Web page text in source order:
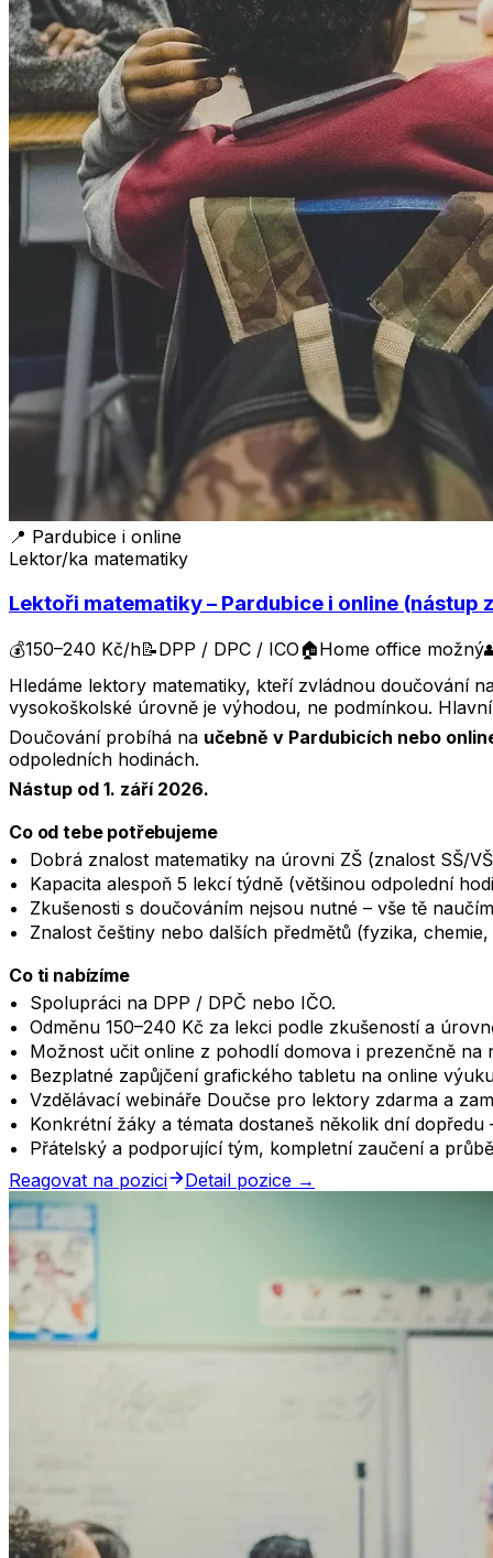
📍 Pardubice i online
Lektor/ka matematiky
Lektoři matematiky – Pardubice i online (nástup
💰150–240 Kč/h📝DPP / DPC / ICO🏠Home office možný
Hledáme lektory matematiky, kteří zvládnou doučování
vysokoškolské úrovně je výhodou, ne podmínkou.
Doučování probíhá na učebně v Pardubicích nebo
odpoledních hodinách.
Nástup od 1. září 2026.
Co od tebe potřebujeme
Dobrá znalost matematiky na úrovni ZŠ (znalost SŠ/
Kapacita alespoň 5 lekcí týdně (většinou odpolední
Zkušenosti s doučováním nejsou nutné – vše tě
Znalost češtiny nebo dalších předmětů (fyzika,
Co ti nabízíme
Spolupráci na DPP / DPČ nebo IČO.
Odměnu 150–240 Kč za lekci podle zkušeností a
Možnost učit online z pohodlí domova i prezenčně na
Bezplatné zapůjčení grafického tabletu na online
Vzdělávací webináře Doučse pro lektory zdarma a
Konkrétní žáky a témata dostaneš několik dní dopředu
Přátelský a podporující tým, kompletní zaučení a
Reagovat na pozici
Detail pozice →